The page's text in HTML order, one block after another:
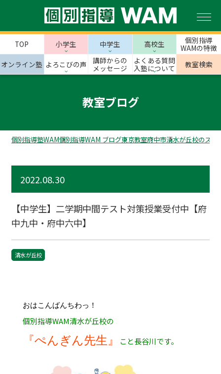
TOP 小学生 中学生 高校生
個別指導
WAMの特徴
オンライン塾 よろこびの声
講師からの
メッセージ
よくある質問
入塾について
教室検索
教室ブログ
個別指導塾WAM個別指導WAM ブログ東京教室府中市清水が丘校のスタ
2022.08.30
【中学生】二学期中間テスト対策授業受付中【府
中九中・府中六中】
清水が丘校
おはこんばんちわっ！
個別指導WAM清水が丘校の
『ぺんぎん先生』 こと長谷川です。